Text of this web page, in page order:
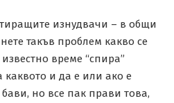
изнудвачи – в общи
такъв проблем какво се
време “спира”
и да е или ако е
но все пак прави това,